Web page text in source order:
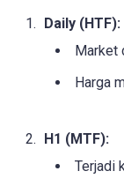
Daily (HTF):
Market
Harga
H1 (MTF):
Terjadi